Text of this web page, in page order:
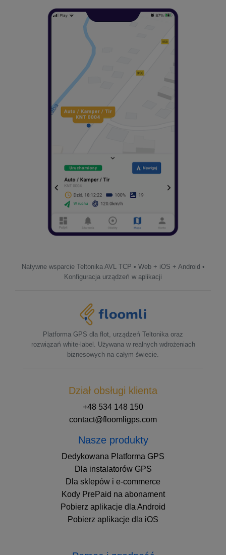
Natywne wsparcie Teltonika AVL TCP • Web + iOS + Android •
Konfiguracja urządzeń w aplikacji
Platforma GPS dla flot, urządzeń Teltonika oraz
rozwiązań white-label. Używana w realnych wdrożeniach
biznesowych na całym świecie.
Dział obsługi klienta
+48 534 148 150
contact@floomligps.com
Nasze produkty
Dedykowana Platforma GPS
Dla instalatorów GPS
Dla sklepów i e-commerce
Kody PrePaid na abonament
Pobierz aplikacje dla Android
Pobierz aplikacje dla iOS